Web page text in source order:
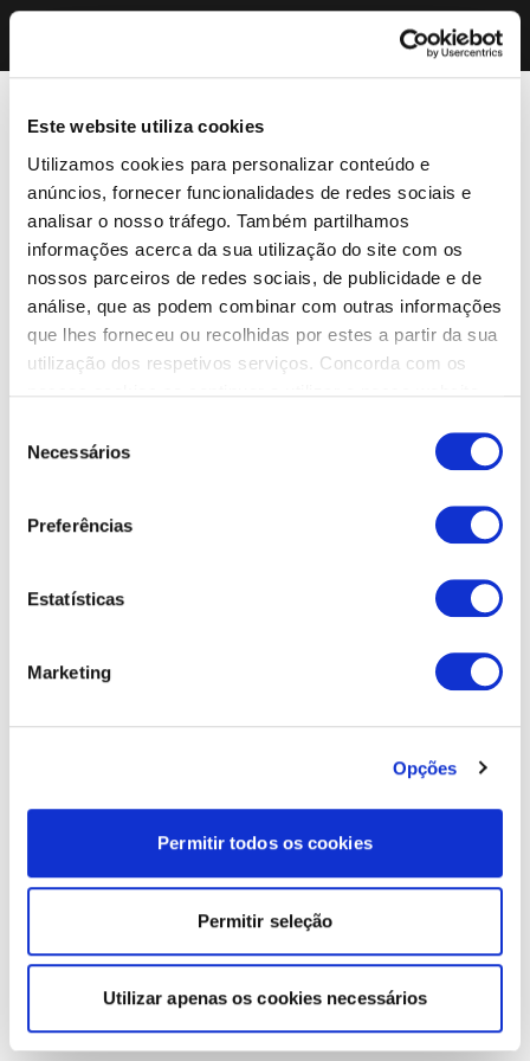
Este website utiliza cookies
Utilizamos cookies para personalizar conteúdo e
anúncios, fornecer funcionalidades de redes sociais e
analisar o nosso tráfego. Também partilhamos
informações acerca da sua utilização do site com os
nossos parceiros de redes sociais, de publicidade e de
análise, que as podem combinar com outras informações
que lhes forneceu ou recolhidas por estes a partir da sua
utilização dos respetivos serviços. Concorda com os
Necessários
Preferências
Estatísticas
Marketing
Opções
Permitir todos os cookies
Permitir seleção
Utilizar apenas os cookies necessários